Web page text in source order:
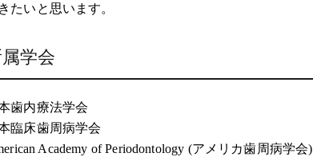
たいと思います。
学会
歯内療法学会
臨床歯周病学会
Academy of Periodontology (アメリカ歯周病学会)